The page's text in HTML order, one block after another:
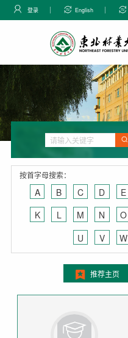
登录 English
按首字母搜索：
A B C D E
K
L M N O
U
V W
推荐主页